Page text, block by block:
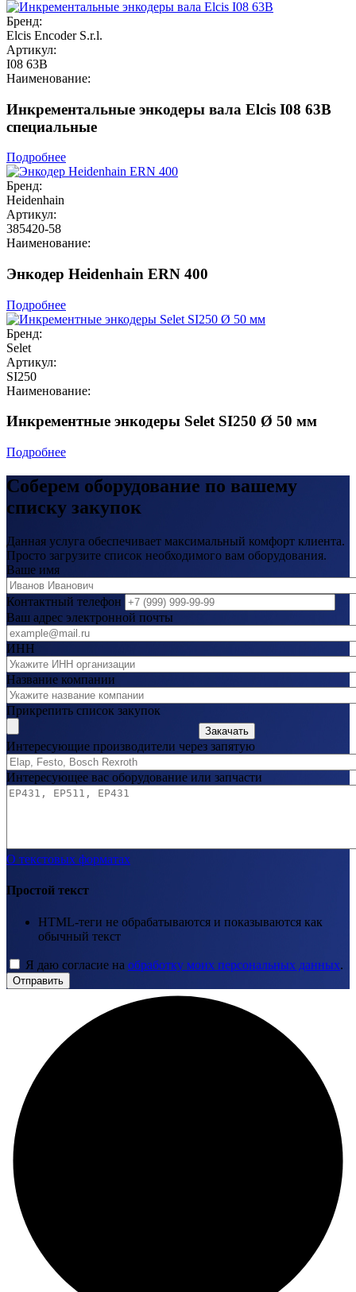
Бренд:
Elcis Encoder S.r.l.
Артикул:
I08 63B
Наименование:
Инкрементальные энкодеры вала Elcis I08 63B
специальные
Подробнее
Бренд:
Heidenhain
Артикул:
385420-58
Наименование:
Энкодер Heidenhain ERN 400
Подробнее
Бренд:
Selet
Артикул:
SI250
Наименование:
Инкрементные энкодеры Selet SI250 Ø 50 мм
Подробнее
Соберем оборудование по вашему
списку закупок
Данная услуга обеспечивает максимальный комфорт клиента.
Просто загрузите список необходимого вам оборудования.
Ваше имя
Контактный телефон
Ваш адрес электронной почты
ИНН
Название компании
Прикрепить список закупок
Закачать
Интересующие производители через запятую
Интересующее вас оборудование или запчасти
О текстовых форматах
Простой текст
HTML-теги не обрабатываются и показываются как
обычный текст
Я даю согласие на обработку моих персональных данных.
Отправить